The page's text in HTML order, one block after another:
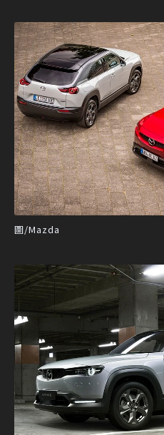
圖/Mazda